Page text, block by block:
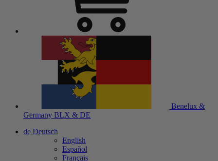
Benelux &
Germany BLX & DE
de Deutsch
English
Español
Français